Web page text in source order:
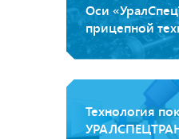
Оси
прицепной
Технология